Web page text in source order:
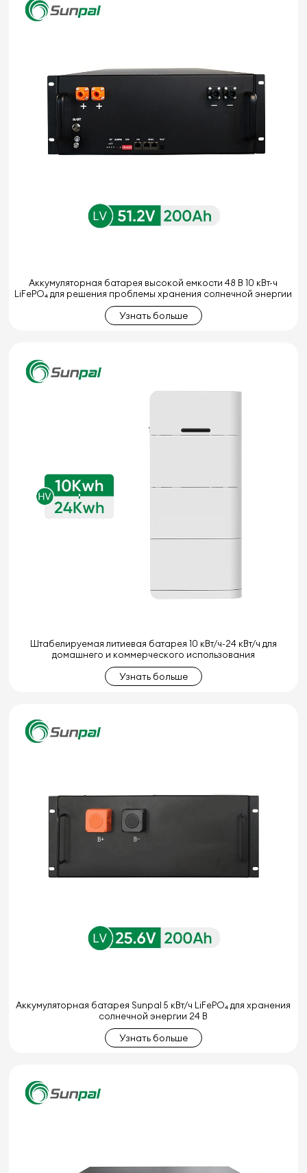
Аккумуляторная батарея высокой емкости 48 В 10 кВт-ч
LiFePO₄ для решения проблемы хранения солнечной энергии
Узнать больше
Штабелируемая литиевая батарея 10 кВт/ч-24 кВт/ч для
домашнего и коммерческого использования
Узнать больше
Аккумуляторная батарея Sunpal 5 кВт/ч LiFePO₄ для хранения
солнечной энергии 24 В
Узнать больше